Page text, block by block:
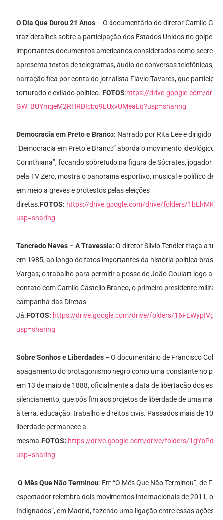
O Dia Que Durou 21 Anos – O documentário do diretor Camilo
traz detalhes sobre a participação dos Estados Unidos no golpe
importantes documentos americanos considerados como
apresenta textos de telegramas, áudio de conversas telefônicas,
narração fica por conta do jornalista Flávio Tavares, que
torturado e exilado político. FOTOS:https://drive.google.com/
GW_BUYmqeM2RHRDIcbq9LUxvUMeaLq?usp=sharing
Democracia em Preto e Branco: Narrado por Rita Lee e dirigido
“Democracia em Preto e Branco” aborda o movimento ideológico-
Corinthiana”, focando sobretudo na figura de Sócrates, jogador
pela TV Zero, mostra o panorama esportivo, musical e político de
em meio a greves e protestos pelas eleições
diretas.FOTOS: https://drive.google.com/drive/folders/
usp=sharing
Tancredo Neves – A Travessia: O diretor Silvio Tendler traça a
em 1985, ao longo de fatos importantes da história política
Vargas; o trabalho para permitir a posse de João Goulart logo
contato com Camilo Castello Branco, o primeiro presidente militar,
campanha das Diretas
Já.FOTOS: https://drive.google.com/drive/folders/
usp=sharing
Sobre Sonhos e Liberdades –O documentário de Francisco
apagamento do protagonismo negro como uma constante no
em 13 de maio de 1888, oficialmente a data de libertação dos
silenciamento, que pôs fim aos projetos de liberdade de uma
à terra, educação, trabalho e direitos civis. Passados mais de 100
liberdade permanece a
mesma.FOTOS: https://drive.google.com/drive/folders/
usp=sharing
O Mês Que Não Terminou: Em “O Mês Que Não Terminou”, de
espectador relembra dois movimentos internacionais de 2011, o
Indignados”, em Madrid, fazendo uma ligação entre essas ações